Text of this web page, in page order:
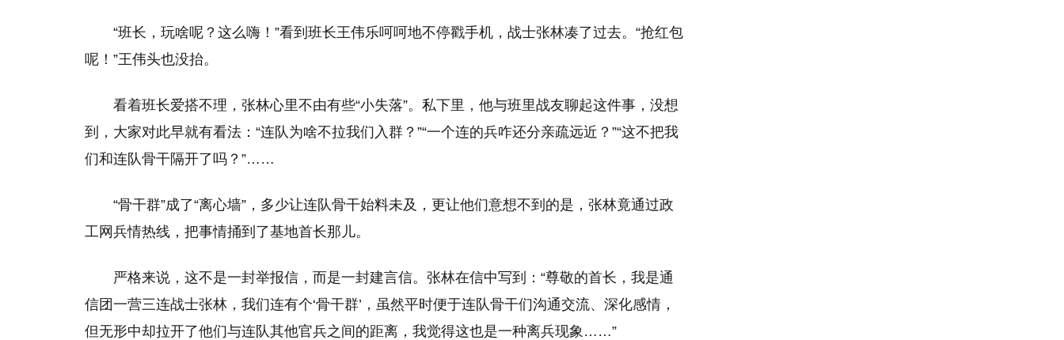
“班长，玩啥呢？这么嗨！”看到班长王伟乐呵呵地不停戳手机，战士张林凑了过去。“抢红包
呢！”王伟头也没抬。
看着班长爱搭不理，张林心里不由有些“小失落”。私下里，他与班里战友聊起这件事，没想
到，大家对此早就有看法：“连队为啥不拉我们入群？”“一个连的兵咋还分亲疏远近？”“这不把我
们和连队骨干隔开了吗？”……
“骨干群”成了“离心墙”，多少让连队骨干始料未及，更让他们意想不到的是，张林竟通过政
工网兵情热线，把事情捅到了基地首长那儿。
严格来说，这不是一封举报信，而是一封建言信。张林在信中写到：“尊敬的首长，我是通
信团一营三连战士张林，我们连有个‘骨干群’，虽然平时便于连队骨干们沟通交流、深化感情，
但无形中却拉开了他们与连队其他官兵之间的距离，我觉得这也是一种离兵现象……”